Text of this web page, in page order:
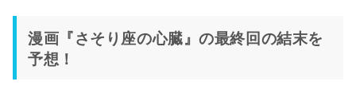
漫画『さそり座の心臓』の最終回の結末を
予想！